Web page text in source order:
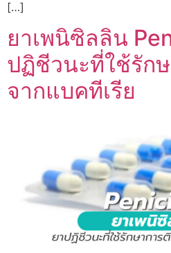
[…]
ยาเพนิซิลลิน
ปฏิชีวนะที่ใช้รัก
จากแบคทีเรีย